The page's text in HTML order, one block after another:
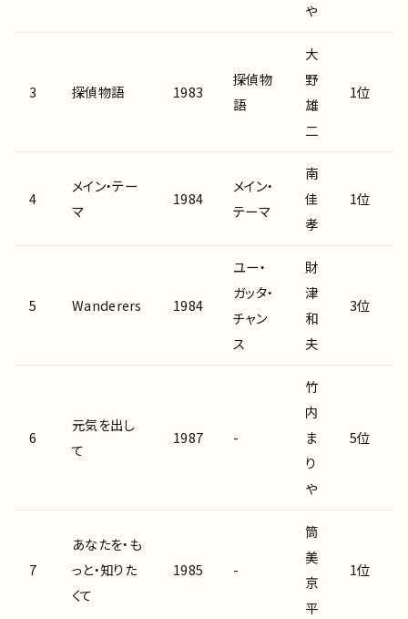
や
3 探偵物語 1983
探偵物
語
大
野
雄
二
1位
4
メイン・テー
マ
1984
メイン・
テーマ
南
佳
孝
1位
5 Wanderers 1984
ユー・
ガッタ・
チャン
ス
財
津
和
夫
3位
6
元気を出し
て
1987 -
竹
内
ま
り
や
5位
7
あなたを・も
っと・知りた
くて
1985 -
筒
美
京
平
1位